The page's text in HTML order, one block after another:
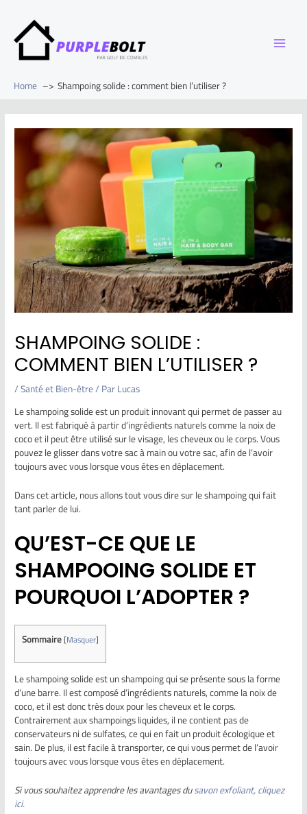
Home Shampoing solide : comment bien l’utiliser ?
SHAMPOING SOLIDE :
COMMENT BIEN L’UTILISER ?
/Santé et Bien-être/ ParLucas
Le shampoing solide est un produit innovant qui permet de passer au
vert. Il est fabriqué à partir d’ingrédients naturels comme la noix de
coco et il peut être utilisé sur le visage, les cheveux ou le corps. Vous
pouvez le glisser dans votre sac à main ou votre sac, afin de l’avoir
toujours avec vous lorsque vous êtes en déplacement.
Dans cet article, nous allons tout vous dire sur le shampoing qui fait
tant parler de lui.
QU’EST-CE QUE LE
SHAMPOOING SOLIDE ET
POURQUOI L’ADOPTER ?
Sommaire[Masquer]
Le shampoing solide est un shampoing qui se présente sous la forme
d’une barre. Il est composé d’ingrédients naturels, comme la noix de
coco, et il est donc très doux pour les cheveux et le corps.
Contrairement aux shampoings liquides, il ne contient pas de
conservateurs ni de sulfates, ce qui en fait un produit écologique et
sain. De plus, il est facile à transporter, ce qui vous permet de l’avoir
toujours avec vous lorsque vous êtes en déplacement.
Si vous souhaitez apprendre les avantages dusavon exfoliant, cliquez
ici.